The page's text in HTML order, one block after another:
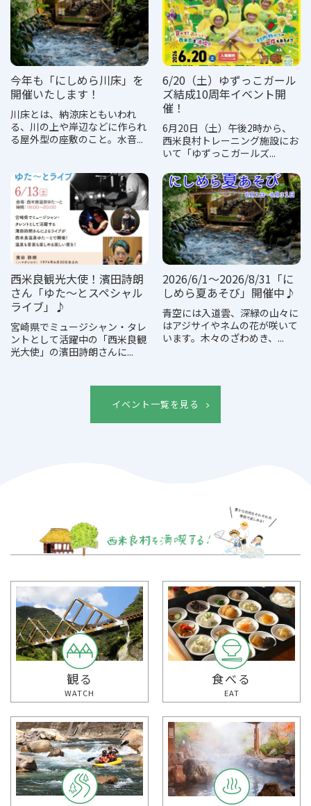
今年も「にしめら川床」を
開催いたします！
川床とは、納涼床ともいわれ
る、川の上や岸辺などに作られ
る屋外型の座敷のこと。水音...
6/20（土）ゆずっこガール
ズ結成10周年イベント開
催！
6月20日（土）午後2時から、
西米良村トレーニング施設にお
いて「ゆずっこガールズ...
西米良観光大使！濱田詩朗
さん「ゆた～とスペシャル
ライブ」♪
宮崎県でミュージシャン・タレ
ントとして活躍中の「西米良観
光大使」の濱田詩朗さんに...
2026/6/1～2026/8/31「に
しめら夏あそび」開催中♪
青空には入道雲、深緑の山々に
はアジサイやネムの花が咲いて
います。木々のざわめき、...
イベント一覧を見る
観る
WATCH
食べる
EAT